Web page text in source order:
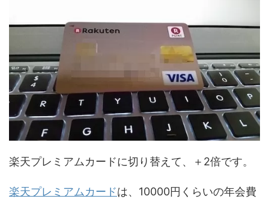
楽天プレミアムカードに切り替えて、＋2倍です。
楽天プレミアムカードは、10000円くらいの年会費